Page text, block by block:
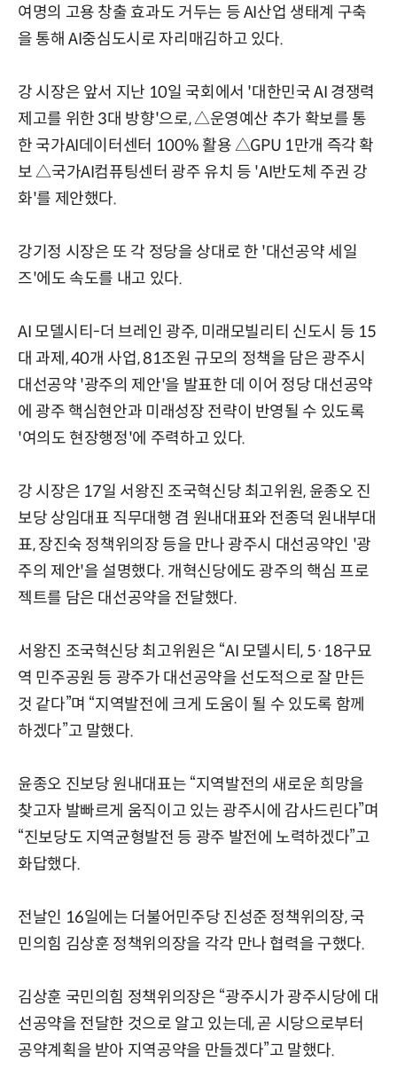
여명의 고용 창출 효과도 거두는 등 AI산업 생태계 구축
을 통해 AI중심도시로 자리매김하고 있다.
강 시장은 앞서 지난 10일 국회에서 '대한민국 AI 경쟁력
제고를 위한 3대 방향'으로, △운영예산 추가 확보를 통
한 국가AI데이터센터 100% 활용 △GPU 1만개 즉각 확
보 △국가AI컴퓨팅센터 광주 유치 등 'AI반도체 주권 강
화'를 제안했다.
강기정 시장은 또 각 정당을 상대로 한 '대선공약 세일
즈'에도 속도를 내고 있다.
AI 모델시티-더 브레인 광주, 미래모빌리티 신도시 등 15
대 과제, 40개 사업, 81조원 규모의 정책을 담은 광주시
대선공약 '광주의 제안'을 발표한 데 이어 정당 대선공약
에 광주 핵심현안과 미래성장 전략이 반영될 수 있도록
'여의도 현장행정'에 주력하고 있다.
강 시장은 17일 서왕진 조국혁신당 최고위원, 윤종오 진
보당 상임대표 직무대행 겸 원내대표와 전종덕 원내부대
표, 장진숙 정책위의장 등을 만나 광주시 대선공약인 '광
주의 제안'을 설명했다. 개혁신당에도 광주의 핵심 프로
젝트를 담은 대선공약을 전달했다.
서왕진 조국혁신당 최고위원은 “AI 모델시티, 5·18구묘
역 민주공원 등 광주가 대선공약을 선도적으로 잘 만든
것 같다”며 “지역발전에 크게 도움이 될 수 있도록 함께
하겠다”고 말했다.
윤종오 진보당 원내대표는 “지역발전의 새로운 희망을
찾고자 발빠르게 움직이고 있는 광주시에 감사드린다”며
“진보당도 지역균형발전 등 광주 발전에 노력하겠다”고
화답했다.
전날인 16일에는 더불어민주당 진성준 정책위의장, 국
민의힘 김상훈 정책위의장을 각각 만나 협력을 구했다.
김상훈 국민의힘 정책위의장은 “광주시가 광주시당에 대
선공약을 전달한 것으로 알고 있는데, 곧 시당으로부터
공약계획을 받아 지역공약을 만들겠다”고 말했다.